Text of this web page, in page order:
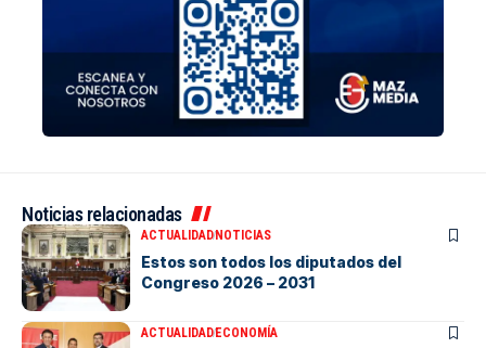
Noticias relacionadas
ACTUALIDADNOTICIAS
Estos son todos los diputados del
Congreso 2026 – 2031
ACTUALIDADECONOMÍA